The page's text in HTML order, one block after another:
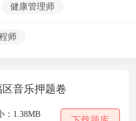
健康管理师
师
区音乐押题卷
： 1.38MB